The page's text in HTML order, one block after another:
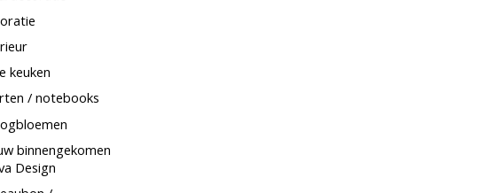
keuken
/ notebooks
binnengekomen
Design